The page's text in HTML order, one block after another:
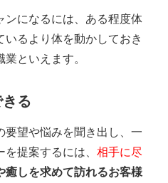
ンになるには、ある程度体
るより体を動かしておき
といえます。
る
要望や悩みを聞き出し、一
提案するには、 相手に尽
癒しを求めて訪れるお客様